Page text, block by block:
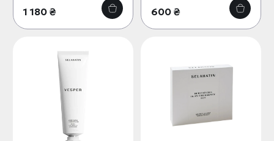
1 180 ₴ 600 ₴